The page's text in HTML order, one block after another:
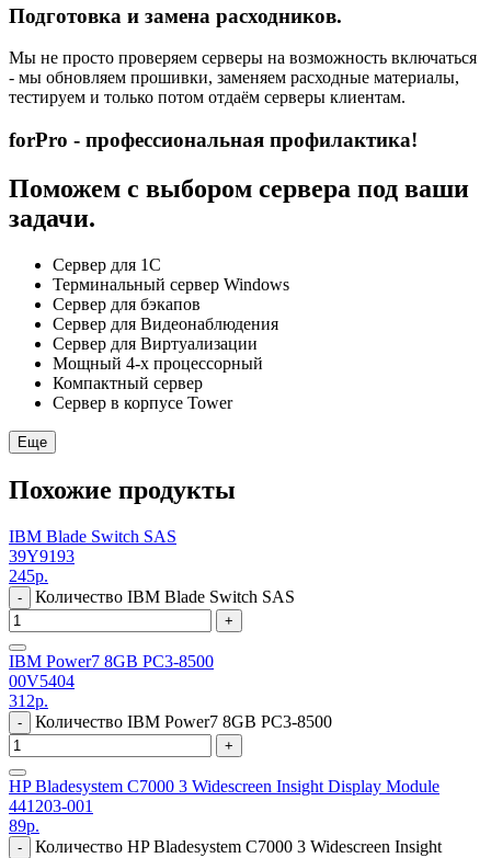
Подготовка и замена расходников.
Мы не просто проверяем серверы на возможность включаться
- мы обновляем прошивки, заменяем расходные материалы,
тестируем и только потом отдаём серверы клиентам.
forPro - профессиональная профилактика!
Поможем с выбором сервера под ваши
задачи.
Сервер для 1С
Терминальный сервер Windows
Сервер для бэкапов
Сервер для Видеонаблюдения
Сервер для Виртуализации
Мощный 4-х процессорный
Компактный сервер
Сервер в корпусе Tower
Еще
Похожие продукты
IBM Blade Switch SAS
39Y9193
245р.
- Количество IBM Blade Switch SAS
+
IBM Power7 8GB PC3-8500
00V5404
312р.
- Количество IBM Power7 8GB PC3-8500
+
HP Bladesystem C7000 3 Widescreen Insight Display Module
441203-001
89р.
-
Количество HP Bladesystem C7000 3 Widescreen Insight